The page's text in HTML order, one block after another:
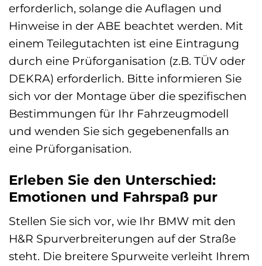
erforderlich, solange die Auflagen und
Hinweise in der ABE beachtet werden. Mit
einem Teilegutachten ist eine Eintragung
durch eine Prüforganisation (z.B. TÜV oder
DEKRA) erforderlich. Bitte informieren Sie
sich vor der Montage über die spezifischen
Bestimmungen für Ihr Fahrzeugmodell
und wenden Sie sich gegebenenfalls an
eine Prüforganisation.
Erleben Sie den Unterschied:
Emotionen und Fahrspaß pur
Stellen Sie sich vor, wie Ihr BMW mit den
H&R Spurverbreiterungen auf der Straße
steht. Die breitere Spurweite verleiht Ihrem